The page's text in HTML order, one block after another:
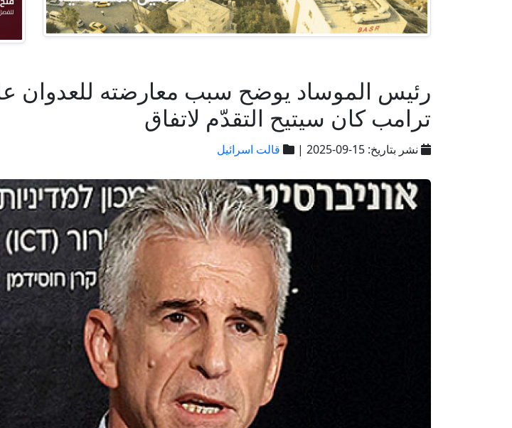
رئيس الموساد يوضح سبب معارضته للعدوان
ترامب كان سيتيح التقدّم لاتفاق
نشر بتاريخ: 15-09-2025 | قالت اسرائيل